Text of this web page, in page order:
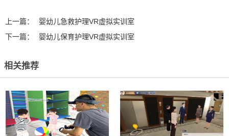
上一篇：
婴幼儿急救护理VR虚拟实训室
下一篇：
婴幼儿保育护理VR虚拟实训室
相关推荐